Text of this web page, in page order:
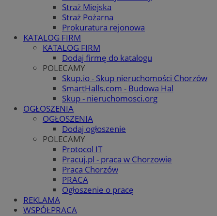
Straż Miejska
Straż Pożarna
Prokuratura rejonowa
KATALOG FIRM
KATALOG FIRM
Dodaj firmę do katalogu
POLECAMY
Skup.io - Skup nieruchomości Chorzów
SmartHalls.com - Budowa Hal
Skup - nieruchomosci.org
OGŁOSZENIA
OGŁOSZENIA
Dodaj ogłoszenie
POLECAMY
Protocol IT
Pracuj.pl - praca w Chorzowie
Praca Chorzów
PRACA
Ogłoszenie o pracę
REKLAMA
WSPÓŁPRACA